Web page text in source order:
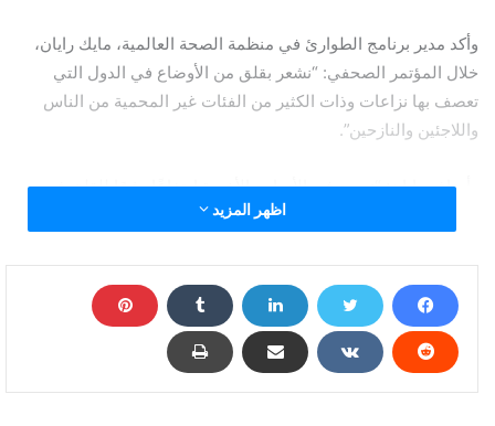
وأكد مدير برنامج الطوارئ في منظمة الصحة العالمية، مايك رايان،
خلال المؤتمر الصحفي: “نشعر بقلق من الأوضاع في الدول التي
تعصف بها نزاعات وذات الكثير من الفئات غير المحمية من الناس
واللاجئين والنازحين”.
وأضاف رايان: “نرصد في الأسابيع الأخيرة ارتفاعًا مثيرًا للقلق في
الحالات المسجلة بكل من هايتي والصومال والسودان وجنوب السودان
وشمال نيجيريا”.
وتابع” “نشعر بقلق من الانعكاس المحتمل للمرض على المجتمعات
المحلية التي تعاني للتو من صعوبات كثيرة. هذا الأمر يمثل مشكلة
اظهر المزيد